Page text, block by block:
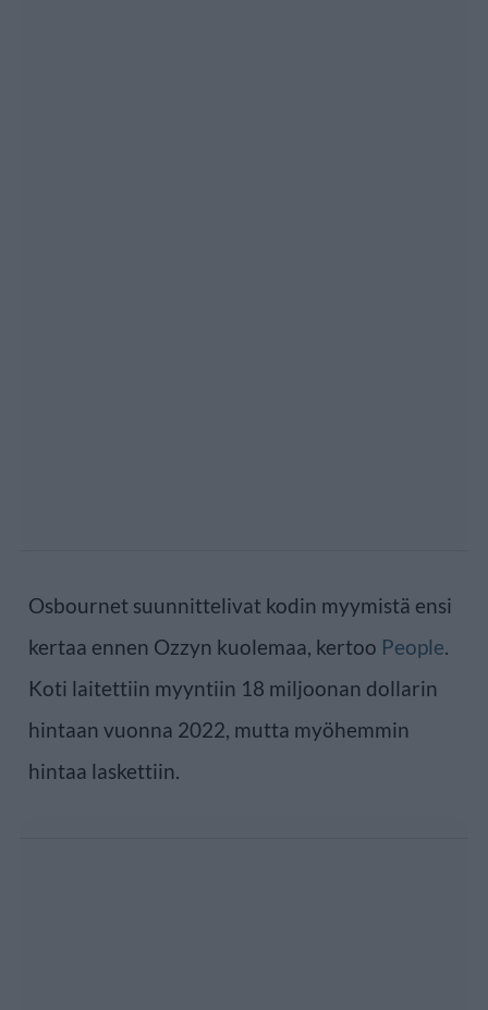
Osbournet suunnittelivat kodin myymistä ensi
kertaa ennen Ozzyn kuolemaa, kertoo People.
Koti laitettiin myyntiin 18 miljoonan dollarin
hintaan vuonna 2022, mutta myöhemmin
hintaa laskettiin.